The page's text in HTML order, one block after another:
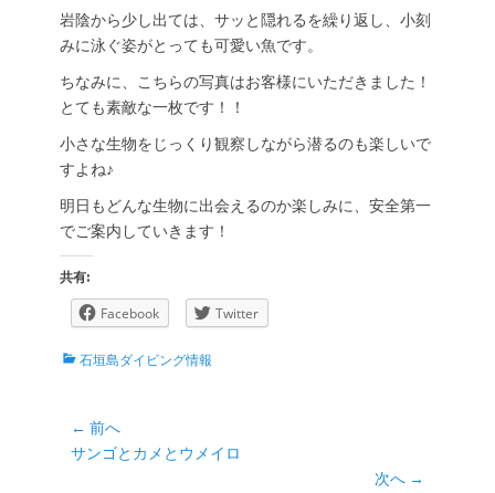
岩陰から少し出ては、サッと隠れるを繰り返し、小刻
みに泳ぐ姿がとっても可愛い魚です。
ちなみに、こちらの写真はお客様にいただきました！
とても素敵な一枚です！！
小さな生物をじっくり観察しながら潜るのも楽しいで
すよね♪
明日もどんな生物に出会えるのか楽しみに、安全第一
でご案内していきます！
共有:
Facebook Twitter
カ 石垣島ダイビング情報
投
稿
← 前へ
前
サンゴとカメとウメイロ
次へ →